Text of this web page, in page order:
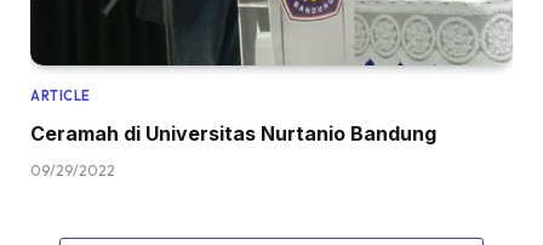
ARTICLE
Ceramah di Universitas Nurtanio Bandung
09/29/2022